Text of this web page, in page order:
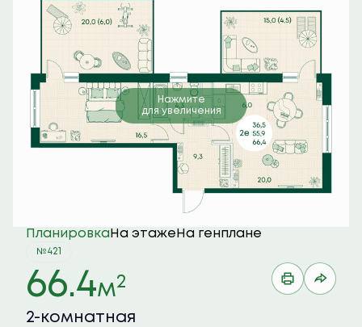
Нажмите
для увеличения
Планировка На этаже На генплане
№421
66.4м2
2-комнатная